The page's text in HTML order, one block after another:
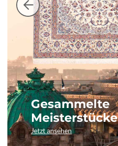
Gesammelte
Meisterstücke
Jetzt ansehen